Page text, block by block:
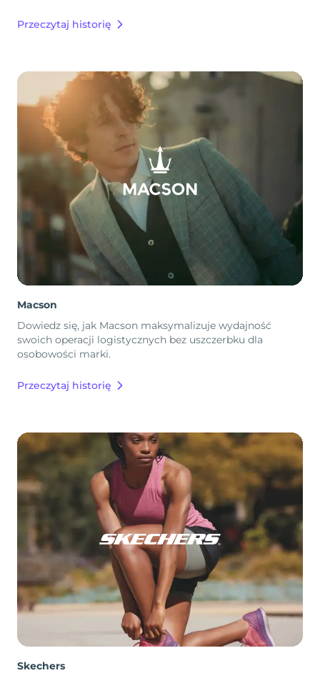
Przeczytaj historię
Macson
Dowiedz się, jak Macson maksymalizuje wydajność
swoich operacji logistycznych bez uszczerbku dla
osobowości marki.
Przeczytaj historię
Skechers